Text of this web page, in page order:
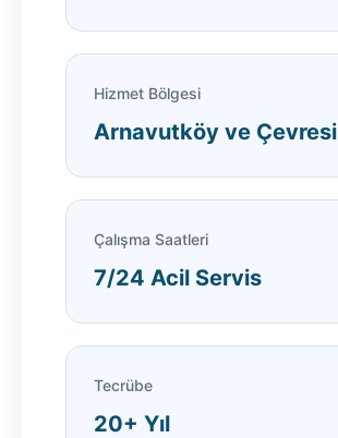
Hizmet Bölgesi
Arnavutköy ve Çevresi
Çalışma Saatleri
7/24 Acil Servis
Tecrübe
20+ Yıl